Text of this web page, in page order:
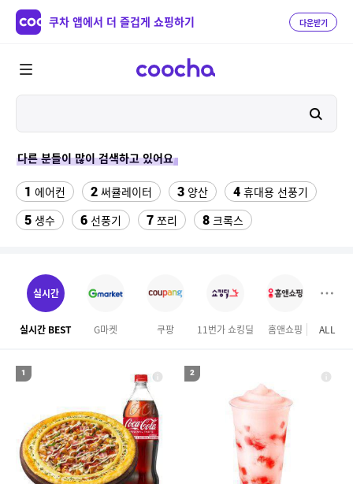
쿠차 앱에서 더 즐겁게 쇼핑하기 다운받기
다른 분들이 많이 검색하고 있어요
1 에어컨 2 써큘레이터 3 양산 4 휴대용 선풍기
5 생수 6 선풍기 7 쪼리 8 크록스
12 팔찌부자재
14 옥마루황토흙침대
17 천안소노벨 오션어드벤처 S56UI0128 P4455 7162 ALL
실시간
실시간 BEST G마켓 쿠팡 11번가 쇼킹딜 홈앤쇼핑 마이리
1 2